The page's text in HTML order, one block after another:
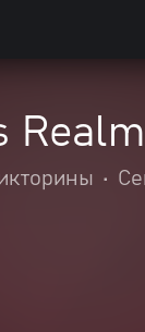
Realm
•